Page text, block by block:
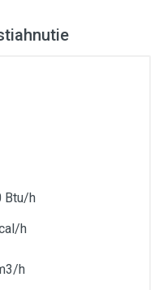
Btu/h
h
h